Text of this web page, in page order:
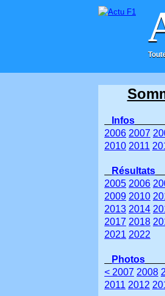
ACCUEIL
Infos
2006 2007
2010 2011
Résultats
2005 2006
2009 2010
2013 2014
2017 2018
2021 2022
Photos
< 2007 2008
2011 2012